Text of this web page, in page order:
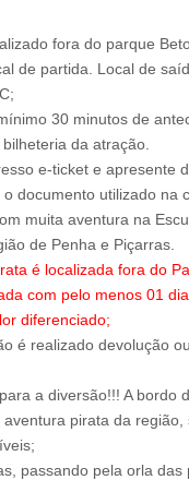
fora do parque
de partida. Local de
30 minutos de
da atração.
e-ticket e apresente
documento utilizado na
muita aventura na
é localizada fora do
com pelo menos 01
diferenciado;
é realizado devolução
a diversão!!! A bordo
pirata da região,
passando pela orla das